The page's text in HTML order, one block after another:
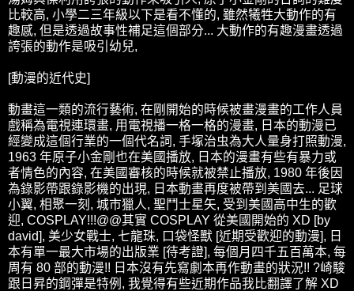
比較高, 小學二三年級以下是看不懂的, 雖然犧牲大動作的有
趣感, 但是透過故事性補足這個部分... 大動作的有趣漫畫透過
誇張的動作是吸引幼兒,
[動漫的近代史]
動畫這一類的流行藝術, 在剛開始的時候被畫漫畫的工作人員
戲稱為電視連環畫, 用電視播一格一格的漫畫, 日本的動漫已
經變成這個行業的一個代名詞, 手塚治虫為大人量身打照動漫,
1963 年原子小金剛也在美國播放, 日本的漫畫有些有暴力或
者情色的內容, 在美國審核的時候就被禁止播放, 1980 年後因
為錄影帶跟錄影機的出現, 日本動畫再度被帶到美國去... 足球
小翼, 相聚一刻, 城市獵人, 聖鬥士星矢, 受到美國高中生的歡
迎, COSPLAY!!!@@其實 COSPLAY 從美國開始的 XD [by
david], 美少女戰士, 七龍珠, 口袋怪獸 [近期受歡迎的動漫], 日
本有單一最大市場的出版業 [待考證], 每個月四千五百萬本, 每
周有 80 部的動漫!! 日本沒有先寫劇本再作動畫的狀況!! ?崎駿
跟日昇的鋼彈是特例, 我覺得有些近期作品我比翻譯了解 XD